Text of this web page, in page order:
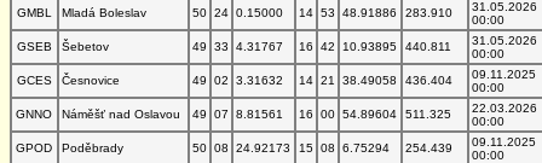
GMBL
Mladá Boleslav 50 24 0.15000 14 53 48.91886 283.910
31.05.2026
00:00
GSEB
Šebetov 49 33 4.31767 16 42 10.93895 440.811
31.05.2026
00:00
GCES
Česnovice 49 02 3.31632 14 21 38.49058 436.404
09.11.2025
00:00
GNNO
Náměšť nad Oslavou 49 07 8.81561 16 00 54.89604 511.325
22.03.2026
00:00
GPOD
Poděbrady 50 08 24.92173 15 08 6.75294 254.439
09.11.2025
00:00